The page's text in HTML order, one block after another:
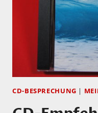
CD-BESPRECHUNG |